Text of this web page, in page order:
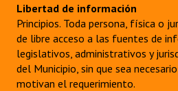
Libertad de información
Principios. Toda persona, física o
de libre acceso a las fuentes de
legislativos, administrativos y
del Municipio, sin que sea
motivan el requerimiento.